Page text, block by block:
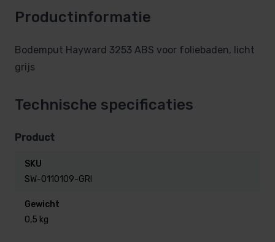
Productinformatie
Bodemput Hayward 3253 ABS voor foliebaden, licht
grijs
Technische specificaties
Product
SKU
SW-0110109-GRI
Gewicht
0,5 kg